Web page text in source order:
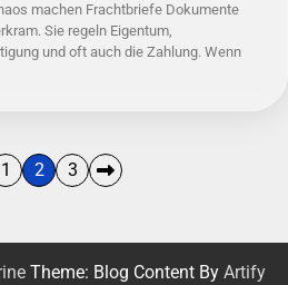
machen Frachtbriefe Dokumente
Sie regeln Eigentum,
und oft auch die Zahlung. Wenn
1 2 3
Theme: Blog Content By Artify